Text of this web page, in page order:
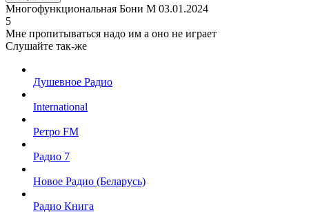
Многофункциональная Бони М 03.01.2024
5
Мне пропитываться надо им а оно не играет
Слушайте так-же
Душевное Радио
International
Ретро FM
Радио 7
Новое Радио (Беларусь)
Радио Книга